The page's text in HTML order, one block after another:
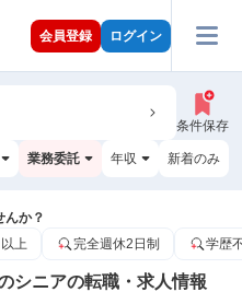
会員登録 ログイン
条件保存
業務委託 年収 新着のみ
んか？
上 完全週休2日制 学歴
シニアの転職・求人情報